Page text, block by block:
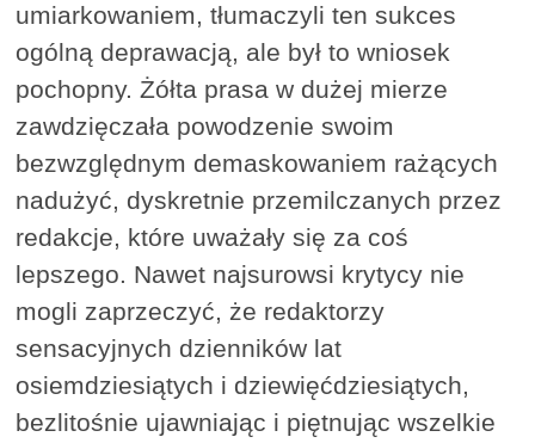
umiarkowaniem, tłumaczyli ten sukces
ogólną deprawacją, ale był to wniosek
pochopny. Żółta prasa w dużej mierze
zawdzięczała powodzenie swoim
bezwzględnym demaskowaniem rażących
nadużyć, dyskretnie przemilczanych przez
redakcje, które uważały się za coś
lepszego. Nawet najsurowsi krytycy nie
mogli zaprzeczyć, że redaktorzy
sensacyjnych dzienników lat
osiemdziesiątych i dziewięćdziesiątych,
bezlitośnie ujawniając i piętnując wszelkie